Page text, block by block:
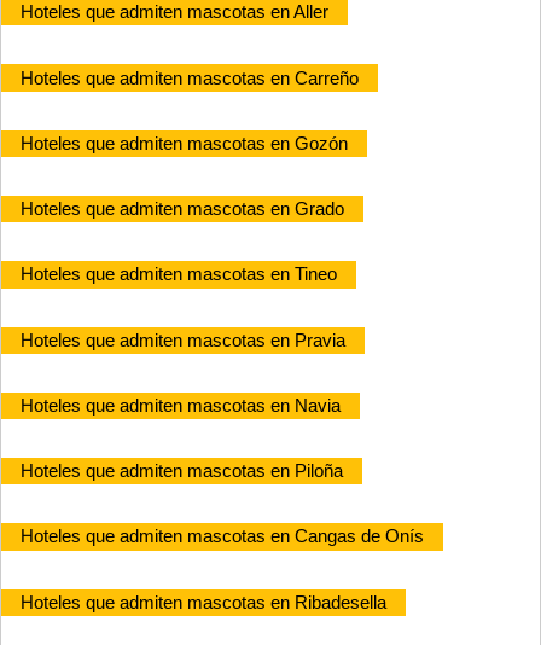
Hoteles que admiten mascotas en Aller
Hoteles que admiten mascotas en Carreño
Hoteles que admiten mascotas en Gozón
Hoteles que admiten mascotas en Grado
Hoteles que admiten mascotas en Tineo
Hoteles que admiten mascotas en Pravia
Hoteles que admiten mascotas en Navia
Hoteles que admiten mascotas en Piloña
Hoteles que admiten mascotas en Cangas de Onís
Hoteles que admiten mascotas en Ribadesella